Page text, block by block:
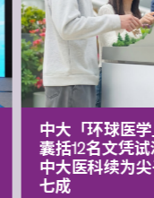
中大「环球医
囊括12名文凭
中大医科续为
七成